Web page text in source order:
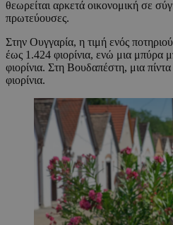
θεωρείται αρκετά οικονομική σε
πρωτεύουσες.
Στην Ουγγαρία, η τιμή ενός
έως 1.424 φιορίνια, ενώ μια μπύρα
φιορίνια. Στη Βουδαπέστη, μια
φιορίνια.